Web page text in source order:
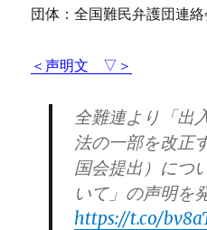
団体：全国難民弁護団連絡
＜声明文 ▽＞
全難連より「出
法の一部を改正
国会提出）につ
いて」の声明を
https://t.co/